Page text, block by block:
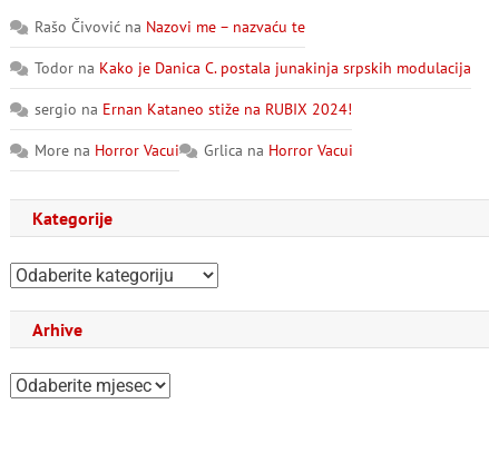
Rašo Čivovićna Nazovi me – nazvaću te
Todorna Kako je Danica C. postala junakinja srpskih modulacija
sergio na Ernan Kataneo stiže na RUBIX 2024!
Morena Horror Vacui Grlica na Horror Vacui
Kategorije
Kategorije
Arhive
Arhive